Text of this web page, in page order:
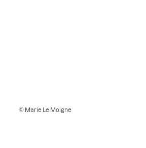
© Marie Le Moigne